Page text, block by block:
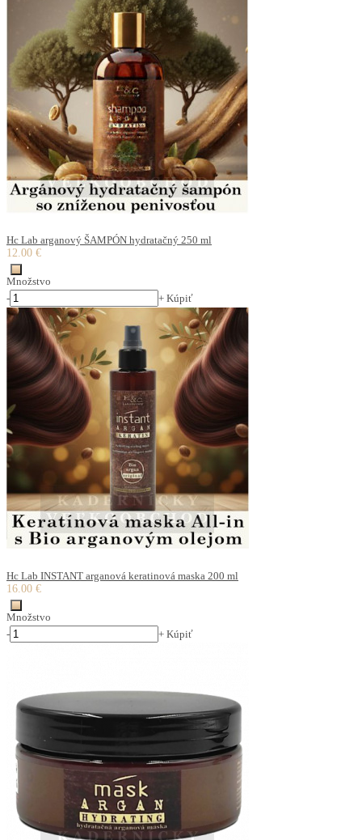
Hc Lab arganový ŠAMPÓN hydratačný 250 ml
12.00 €
Množstvo
-
+ Kúpiť
Hc Lab INSTANT arganová keratinová maska 200 ml
16.00 €
Množstvo
-
+ Kúpiť